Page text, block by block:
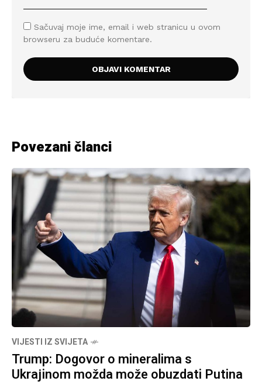
Sačuvaj moje ime, email i web stranicu u ovom
browseru za buduće komentare.
Povezani članci
VIJESTI IZ SVIJETA
Trump: Dogovor o mineralima s
Ukrajinom možda može obuzdati Putina